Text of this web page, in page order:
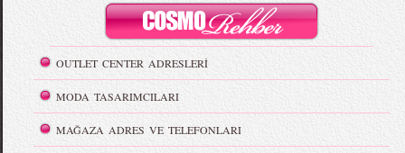
OUTLET CENTER ADRESLERİ
MODA TASARIMCILARI
MAĞAZA ADRES VE TELEFONLARI